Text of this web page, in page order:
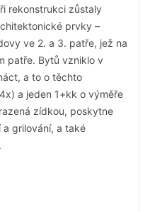
rekonstrukci zůstaly
prvky –
ve 2. a 3. patře, jež na
patře. Bytů vzniklo v
a to o těchto
a jeden 1+kk o výměře
zídkou, poskytne
grilování, a také